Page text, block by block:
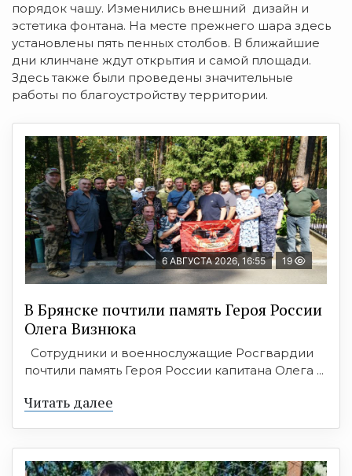
порядок чашу. Изменились внешний дизайн и
эстетика фонтана. На месте прежнего шара здесь
установлены пять пенных столбов. В ближайшие
дни клинчане ждут открытия и самой площади.
Здесь также были проведены значительные
работы по благоустройству территории.
6 АВГУСТА 2026, 16:55 19
В Брянске почтили память Героя России
Олега Визнюка
Сотрудники и военнослужащие Росгвардии
почтили память Героя России капитана Олега ...
Читать далее